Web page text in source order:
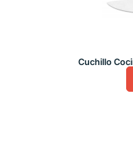
Cuchillo